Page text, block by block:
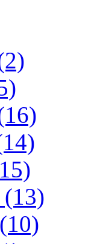
(13)